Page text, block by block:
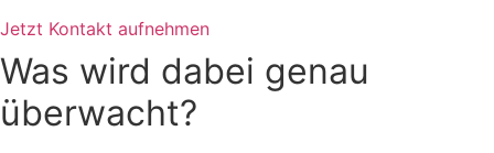
Jetzt Kontakt aufnehmen
Was wird dabei genau
überwacht?